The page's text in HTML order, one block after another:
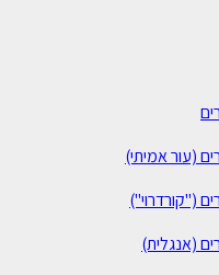
(עור אמיתי)
("קורדרוי")
(אנגלית)